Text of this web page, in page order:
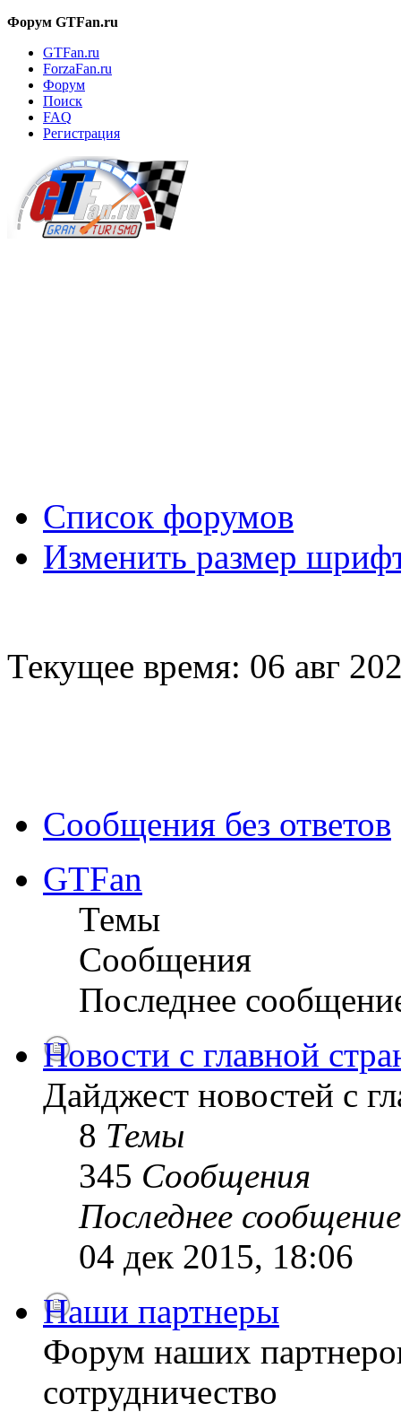
Форум GTFan.ru
GTFan.ru
ForzaFan.ru
Форум
Поиск
FAQ
Регистрация
Список форумов
Изменить размер
Текущее время: 06 авг
Сообщения без ответов
GTFan
Темы
Сообщения
Последнее
Новости с главной
Дайджест новостей с
8 Темы
345 Сообщения
Последнее сообщение
04 дек 2015, 18:06
Наши партнеры
Форум наших
сотрудничество